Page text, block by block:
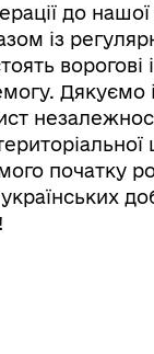
до нашої
із
ворогові
Дякуємо
початку